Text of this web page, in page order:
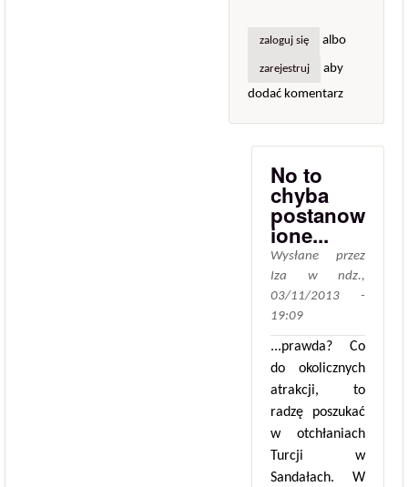
zaloguj się albo
zarejestruj
aby
dodać komentarz
No to
chyba
postanow
ione...
Wysłane przez
Iza w ndz.,
03/11/2013 -
19:09
...prawda? Co
do okolicznych
atrakcji, to
radzę poszukać
w otchłaniach
Turcji w
Sandałach. W